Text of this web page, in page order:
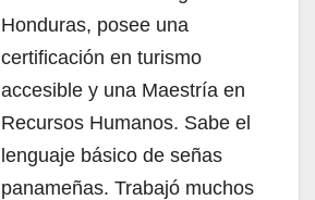
Honduras, posee una
certificación en turismo
accesible y una Maestría en
Recursos Humanos. Sabe el
lenguaje básico de señas
panameñas. Trabajó muchos